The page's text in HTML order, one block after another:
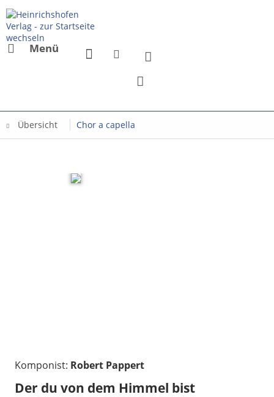
Menü
Übersicht Chor a capella
Komponist: Robert Pappert
Der du von dem Himmel bist